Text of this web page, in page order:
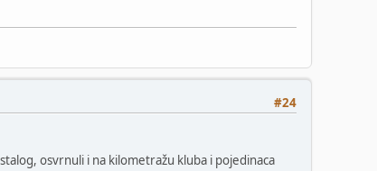
#24
osvrnuli i na kilometražu kluba i pojedinaca